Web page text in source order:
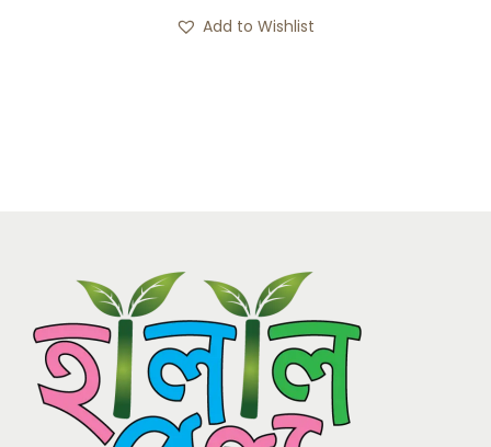
Add to Wishlist